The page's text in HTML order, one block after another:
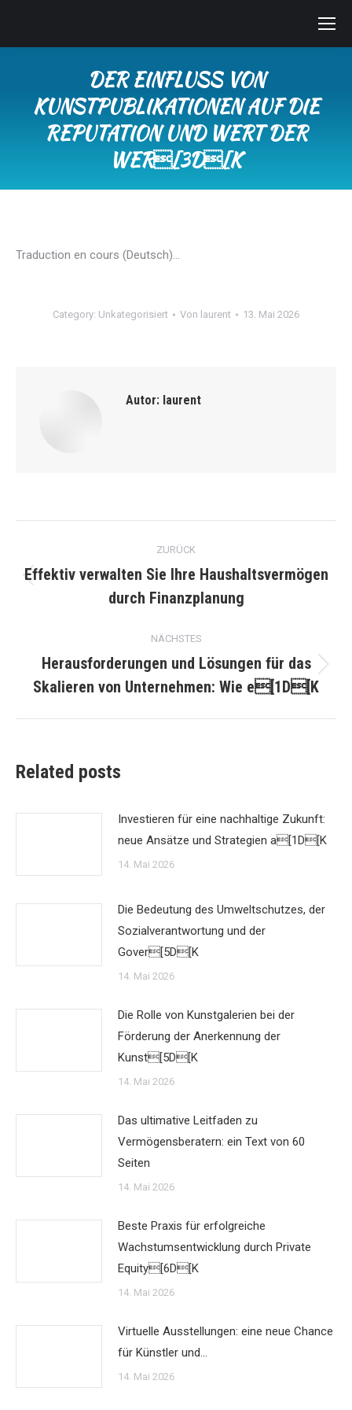
DER EINFLUSS VON
KUNSTPUBLIKATIONEN AUF DIE
REPUTATION UND WERT DER
WER[3D[K
Traduction en cours (Deutsch)…
Category: Unkategorisiert Von laurent 13. Mai 2026
Autor: laurent
Kommentarnavigation
ZURÜCK
Beitrag:
Effektiv verwalten Sie Ihre Haushaltsvermögen
durch Finanzplanung
NÄCHSTES
Beitrag:
Herausforderungen und Lösungen für das
Skalieren von Unternehmen: Wie e[1D[K
Related posts
Investieren für eine nachhaltige Zukunft:
neue Ansätze und Strategien a[1D[K
14. Mai 2026
Die Bedeutung des Umweltschutzes, der
Sozialverantwortung und der
Gover[5D[K
14. Mai 2026
Die Rolle von Kunstgalerien bei der
Förderung der Anerkennung der
Kunst[5D[K
14. Mai 2026
Das ultimative Leitfaden zu
Vermögensberatern: ein Text von 60
Seiten
14. Mai 2026
Beste Praxis für erfolgreiche
Wachstumsentwicklung durch Private
Equity[6D[K
14. Mai 2026
Virtuelle Ausstellungen: eine neue Chance
für Künstler und…
14. Mai 2026